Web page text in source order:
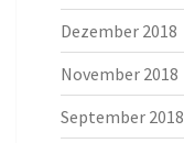
Dezember 2018
November 2018
September 2018